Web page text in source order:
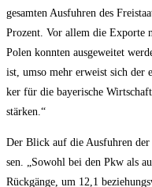
gesam­ten Aus­fuh­ren des
Pro­zent. Vor allem die Expor­te
Polen konn­ten aus­ge­wei­tet
ist, umso mehr erweist sich der
ker für die baye­ri­sche
stärken.“
Der Blick auf die Aus­fuh­ren
sen. „Sowohl bei den Pkw als
Rück­gän­ge, um 12,1